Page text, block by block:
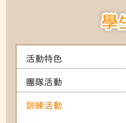
學
活動特色
團隊活動
訓練活動